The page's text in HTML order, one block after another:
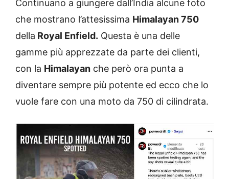
Continuano a giungere dall’India alcune foto
che mostrano l’attesissima Himalayan 750
della Royal Enfield. Questa è una delle
gamme più apprezzate da parte dei clienti,
con la Himalayan che però ora punta a
diventare sempre più potente ed ecco che lo
vuole fare con una moto da 750 di cilindrata.